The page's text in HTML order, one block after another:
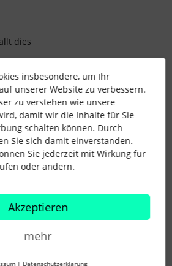
dies
Forum|Forum|4 years ago
die zivilrechtliche Wirkung der
auch wenn diese in
wurden oder werden, d.h.
sind nunmal schriftlich zu
in die Arbeitsverträge sämtliche
direkt mit integrieren und
man diese auch in Schriftform
insbesondere, um Ihr
unserer Website zu verbessern.
zu verstehen wie unsere
damit wir die Inhalte für Sie
schalten können. Durch
Sie sich damit einverstanden.
Sie jederzeit mit Wirkung für
oder ändern.
Akzeptieren
mehr
| Datenschutzerklärung